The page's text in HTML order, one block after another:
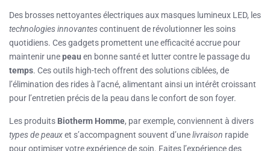
Des brosses nettoyantes électriques aux masques lumineux LED, les
technologies innovantescontinuent de révolutionner les soins
quotidiens. Ces gadgets promettent une efficacité accrue pour
maintenir unepeau en bonne santé et lutter contre le passage du
temps. Ces outils high-tech offrent des solutions ciblées, de
l’élimination des rides à l’acné, alimentant ainsi un intérêt croissant
pour l’entretien précis de la peau dans le confort de son foyer.
Les produits Biotherm Homme, par exemple, conviennent à divers
types de peauxet s’accompagnent souvent d’unelivraison rapide
pour optimiser votre expérience de soin. Faites l’expérience des